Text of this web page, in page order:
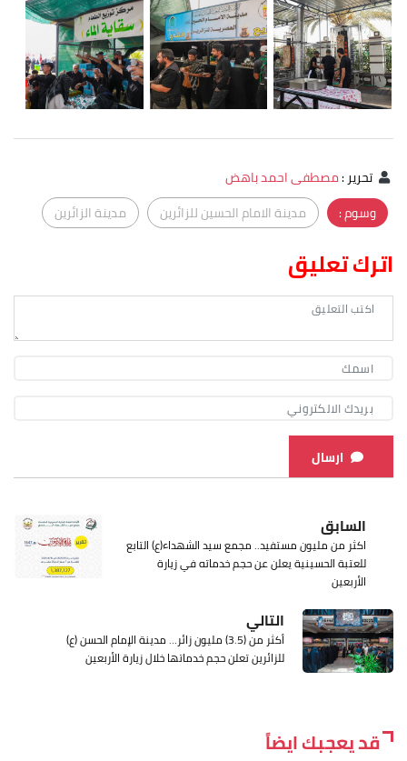
تحرير:مصطفى احمد باهض
وسوم :
مدينة الامام الحسين للزائرين مدينة الزائرين
اترك تعليق
ارسال
السابق
اكثر من مليون مستفيد.. مجمع سيد الشهداء(ع) التابع
للعتبة الحسينية يعلن عن حجم خدماته في زيارة
الأربعين
التالي
أكثر من (3.5) مليون زائر… مدينة الإمام الحسن (ع)
للزائرين تعلن حجم خدماتها خلال زيارة الأربعين
قد يعجبك ايضاً